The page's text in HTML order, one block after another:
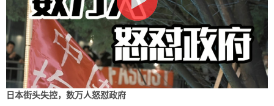
日本街头失控，数万人怒怼政府